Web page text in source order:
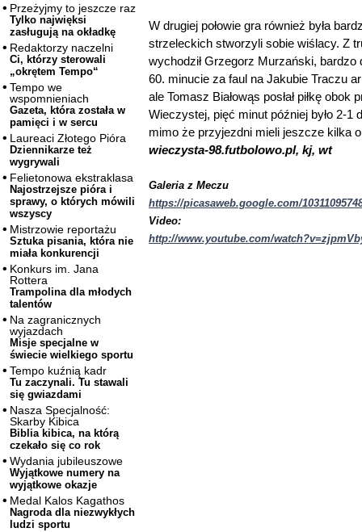
Przeżyjmy to jeszcze raz
Tylko najwięksi
zasługują na okładkę
Redaktorzy naczelni
Ci, którzy sterowali
„okrętem Tempo“
Tempo we
wspomnieniach
Gazeta, która została w
pamięci i w sercu
Laureaci Złotego Pióra
Dziennikarze też
wygrywali
Felietonowa ekstraklasa
Najostrzejsze pióra i
sprawy, o których mówili
wszyscy
Mistrzowie reportażu
Sztuka pisania, która nie
miała konkurencji
Konkurs im. Jana
Rottera
Trampolina dla młodych
talentów
Na zagranicznych
wyjazdach
Misje specjalne w
świecie wielkiego sportu
Tempo kuźnią kadr
Tu zaczynali. Tu stawali
się gwiazdami
Nasza Specjalność:
Skarby Kibica
Biblia kibica, na którą
czekało się co rok
Wydania jubileuszowe
Wyjątkowe numery na
wyjątkowe okazje
Medal Kalos Kagathos
Nagroda dla niezwykłych
ludzi sportu
W drugiej połowie gra również była
strzeleckich stworzyli sobie wiślacy. Z
wychodził Grzegorz Murzański,
60. minucie za faul na Jakubie Traczu
ale Tomasz Białowąs posłał piłkę
Wieczystej, pięć minut później było 2-1
mimo że przyjezdni mieli jeszcze kilka
wieczysta-98.futbolowo.pl, kj, wt
Galeria z Meczu
https://picasaweb.google.com/
Video:
http://www.youtube.com/